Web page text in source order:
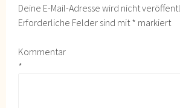
Deine E-Mail-Adresse wird nicht
Erforderliche Felder sind mit* markiert
Kommentar
*